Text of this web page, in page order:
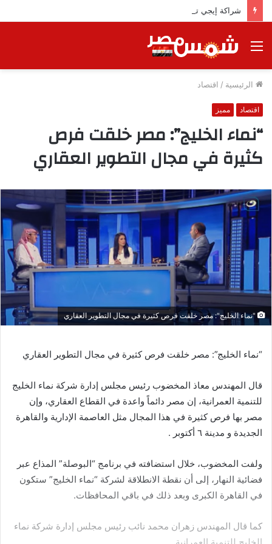
شراكة إيجي تاورز مع بلدينا.. قيمة مضافة تعزز نجاح المشروعات
القائمة
الرئيسية / اقتصاد
اقتصاد مميز
“نماء الخليج”: مصر خلقت فرص
كثيرة في مجال التطوير العقاري
"نماء الخليج": مصر خلقت فرص كثيرة في مجال التطوير العقاري
“نماء الخليج”: مصر خلقت فرص كثيرة في مجال التطوير العقاري
قال المهندس معاذ المخضوب رئيس مجلس إدارة شركة نماء الخليج
للتنمية العمرانية، إن مصر دائماً واعدة في القطاع العقاري، وإن
مصر بها فرص كثيرة في هذا المجال مثل العاصمة الإدارية والقاهرة
الجديدة و مدينة ٦ أكتوبر .
ولفت المخضوب، خلال استضافته في برنامج “البوصلة” المذاع عبر
فضائية النهار، إلى أن نقطة الانطلاقة لشركة “نماء الخليج” ستكون
في القاهرة الكبرى وبعد ذلك في باقي المحافظات.
كما قال المهندس زهران محمد نائب رئيس مجلس إدارة شركة نماء
الخليج للتنمية العمرانية.